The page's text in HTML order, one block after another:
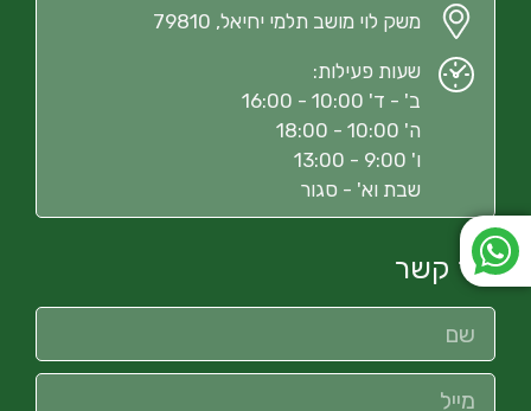
משק לוי מושב תלמי יחיאל, 79810
שעות פעילות:
ב' - ד' 10:00 - 16:00
ה' 10:00 - 18:00
ו' 9:00 - 13:00
שבת וא' - סגור
צור קשר